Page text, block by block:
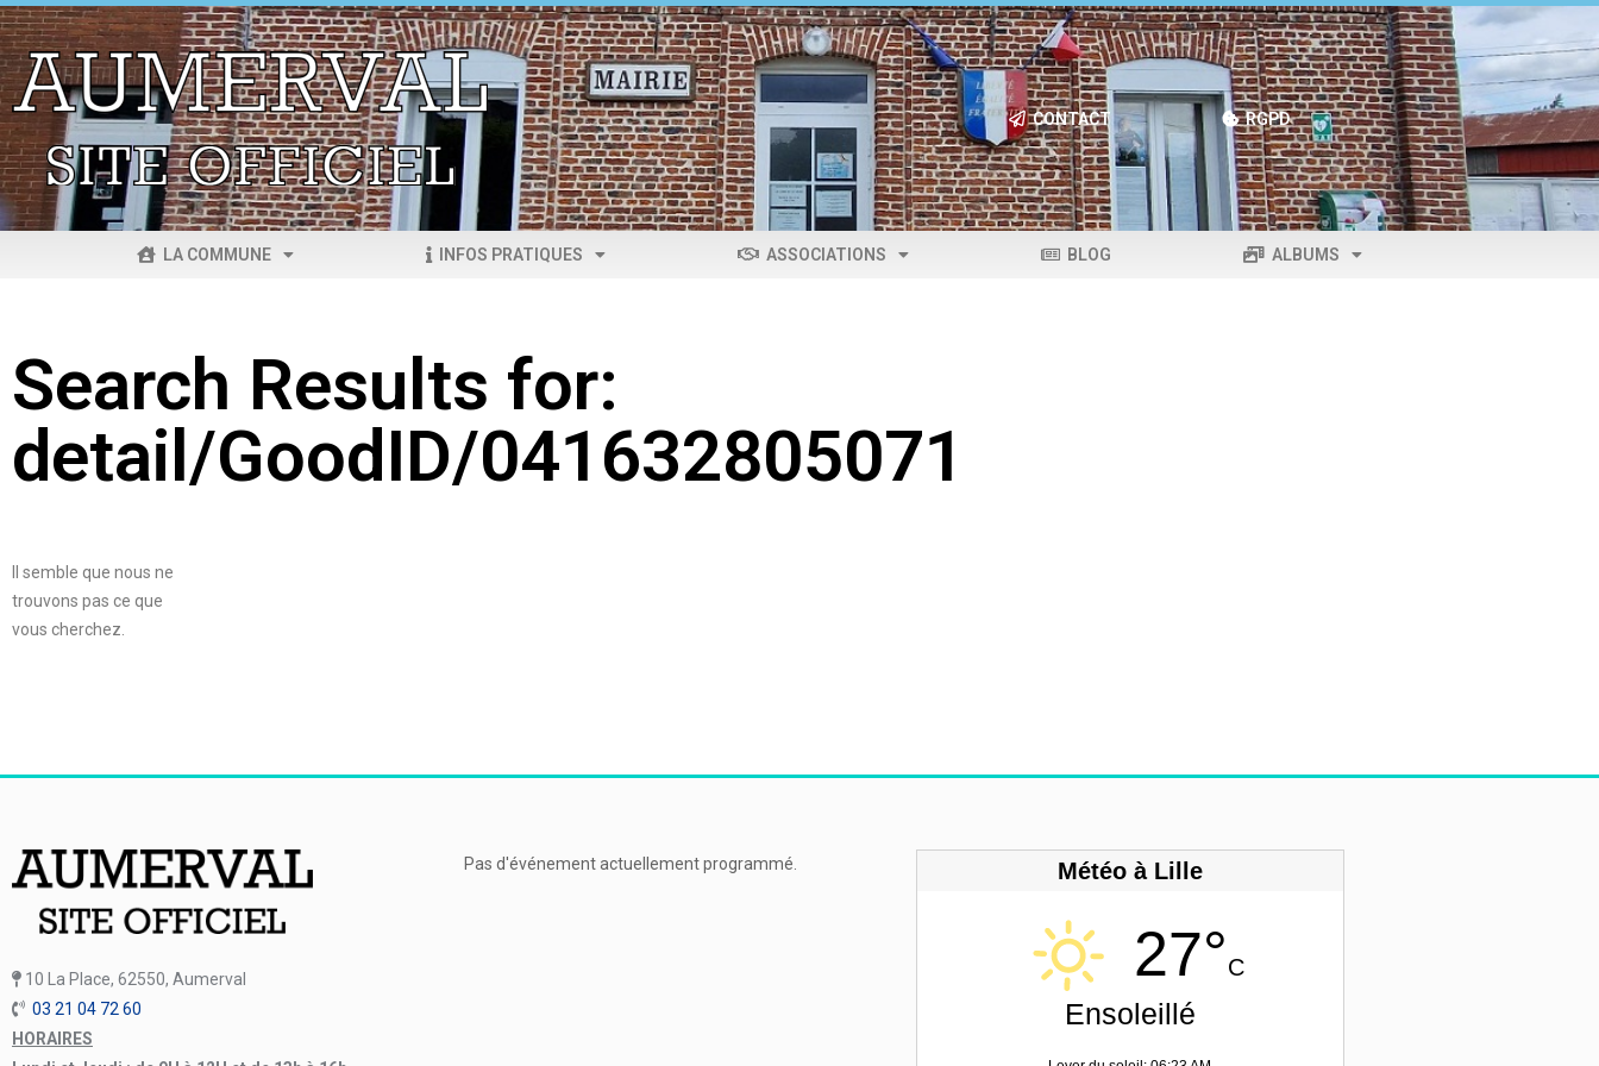
CONTACT RGPD
LA COMMUNE INFOS PRATIQUES ASSOCIATIONS BLOG ALBUMS
Search Results for:
detail/GoodID/041632805071
Il semble que nous ne
trouvons pas ce que
vous cherchez.
10 La Place, 62550, Aumerval
03 21 04 72 60
HORAIRES
Pas d'événement actuellement programmé. Météo à Lille
27°C
Ensoleillé